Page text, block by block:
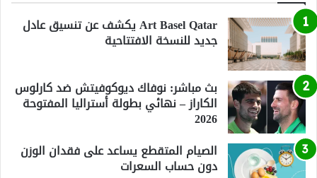
Art Basel Qatar يكشف عن تنسيق عادل
جديد للنسخة الافتتاحية
بث مباشر: نوفاك ديوكوفيتش ضد كارلوس
الكاراز – نهائي بطولة أستراليا المفتوحة
2026
الصيام المتقطع يساعد على فقدان الوزن
دون حساب السعرات